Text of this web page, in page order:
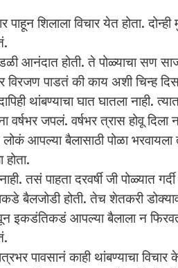
विचार येत होता. दोन्ही
होती. ते पोळ्याचा सण
पाडतं की काय अशी चिन्ह
घात घातला नाही.
जपलं. वर्षभर त्रास होवू दिला
बैलासाठी पोळा भरवायला
पाहता दरवर्षी जी पोळ्यात गर्दी
बैलजोडी होती. तेच शेतकरी
इकडंतिकडं आपल्या बैलाला न
काही थांबण्याचा विचार